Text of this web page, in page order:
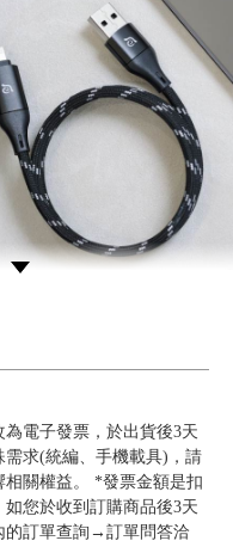
電子發票，於出貨後3天
求(統編、手機載具)，請
關權益。 *發票金額是扣
您於收到訂購商品後3天
的訂單查詢→訂單問答洽